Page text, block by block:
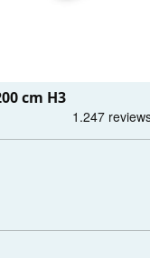
cm H3